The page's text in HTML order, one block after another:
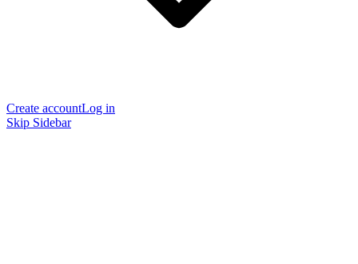
Create accountLog in
Skip Sidebar